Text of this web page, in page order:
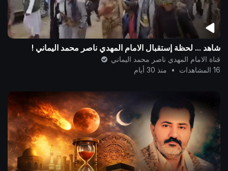
شاهد ... لحظة إستقبال الامام المهدي ناصر محمد اليماني !
قناة الامام المهدي ناصر محمد اليماني
16 المشاهدات
• منذ 30 أيام